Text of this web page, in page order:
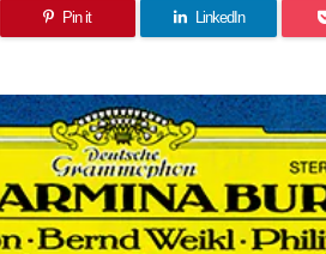
Pin it LinkedIn